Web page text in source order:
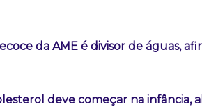
da AME é divisor de águas,
deve começar na infância,